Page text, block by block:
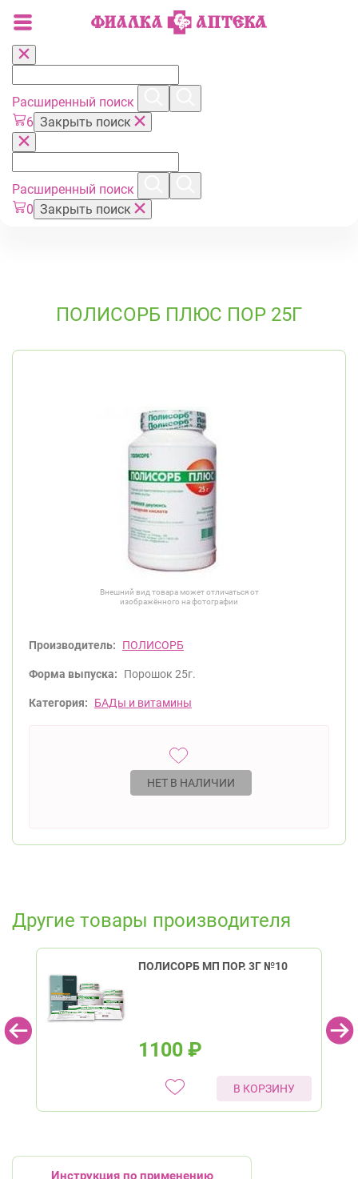
Расширенный поиск
6 Закрыть поиск
Расширенный поиск
0 Закрыть поиск
ПОЛИСОРБ ПЛЮС ПОР 25Г
Внешний вид товара может отличаться от
изображённого на фотографии
Производитель: ПОЛИСОРБ
Форма выпуска: Порошок 25г.
Категория: БАДы и витамины
НЕТ В НАЛИЧИИ
Другие товары производителя
ПОЛИСОРБ МП ПОР. 3Г №10
1100 ₽
В КОРЗИНУ
Инструкция по применению